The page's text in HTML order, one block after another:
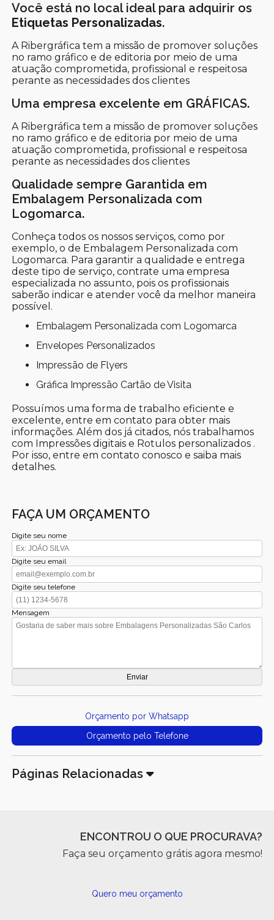
Você está no local ideal para adquirir os
Etiquetas Personalizadas.
A Ribergráfica tem a missão de promover soluções
no ramo gráfico e de editoria por meio de uma
atuação comprometida, profissional e respeitosa
perante as necessidades dos clientes
Uma empresa excelente em GRÁFICAS.
A Ribergráfica tem a missão de promover soluções
no ramo gráfico e de editoria por meio de uma
atuação comprometida, profissional e respeitosa
perante as necessidades dos clientes
Qualidade sempre Garantida em
Embalagem Personalizada com
Logomarca.
Conheça todos os nossos serviços, como por
exemplo, o de Embalagem Personalizada com
Logomarca. Para garantir a qualidade e entrega
deste tipo de serviço, contrate uma empresa
especializada no assunto, pois os profissionais
saberão indicar e atender você da melhor maneira
possível.
Embalagem Personalizada com Logomarca
Envelopes Personalizados
Impressão de Flyers
Gráfica Impressão Cartão de Visita
Possuímos uma forma de trabalho eficiente e
excelente, entre em contato para obter mais
informações. Além dos já citados, nós trabalhamos
com Impressões digitais e Rotulos personalizados .
Por isso, entre em contato conosco e saiba mais
detalhes.
FAÇA UM ORÇAMENTO
Digite seu nome
Digite seu email
Digite seu telefone
Mensagem
Orçamento por Whatsapp
Orçamento pelo Telefone
Páginas Relacionadas
ENCONTROU O QUE PROCURAVA?
Faça seu orçamento grátis agora mesmo!
Quero meu orçamento